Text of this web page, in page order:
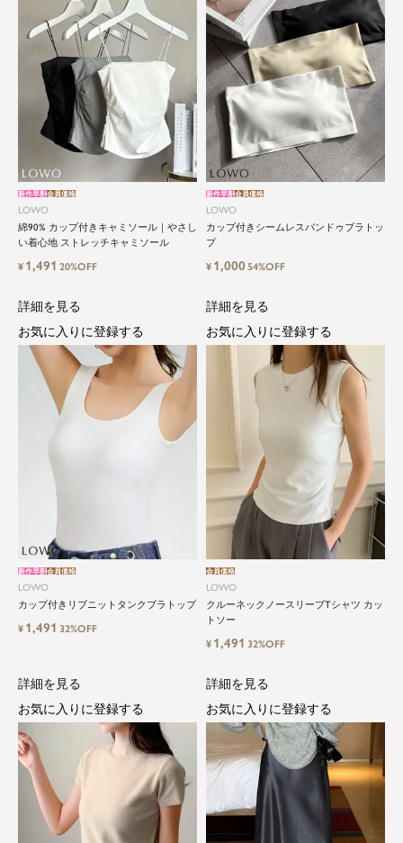
LOWO
綿90% カップ付きキャミソール｜やさし
い着心地 ストレッチキャミソール
新作早割会員価格
¥ 1,491 20%OFF
LOWO
カップ付きシームレスバンドゥブラトッ
プ
新作早割会員価格
¥ 1,00054%OFF
LOWO
カップ付きリブニットタンクブラトップ
新作早割会員価格
¥ 1,491 32%OFF
詳細を見る
お気に入りに登録する
LOWO
クルーネックノースリーブTシャツ カッ
トソー
会員価格
¥ 1,491 32%OFF
詳細を見る
お気に入りに登録する
詳細を見る
お気に入りに登録する
詳細を見る
お気に入りに登録する